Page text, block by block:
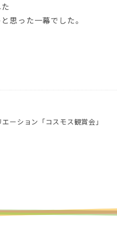
思った一幕でした。
ーション「コスモス観賞会」